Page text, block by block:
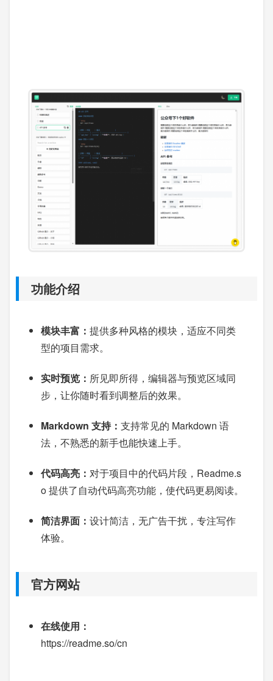
功能介绍
模块丰富： 提供多种风格的模块，适应不同类
型的项目需求。
实时预览： 所见即所得，编辑器与预览区域同
步，让你随时看到调整后的效果。
Markdown 支持： 支持常见的 Markdown 语
法，不熟悉的新手也能快速上手。
代码高亮： 对于项目中的代码片段，Readme.s
o 提供了自动代码高亮功能，使代码更易阅读。
简洁界面： 设计简洁，无广告干扰，专注写作
体验。
官方网站
在线使用：
https://readme.so/cn